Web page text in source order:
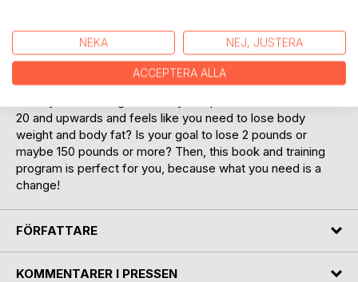
a long time but you have not seen any good results yet? Do
you consume meals every 2 to 3 hours during the day and
are you working out at the gym for hours to lose body
weight? Do you feel like you do not have time for eating
20 and upwards and feels like you need to lose body
weight and body fat? Is your goal to lose 2 pounds or
maybe 150 pounds or more? Then, this book and training
program is perfect for you, because what you need is a
change!
FÖRFATTARE
KOMMENTARER I PRESSEN
NEKA NEJ, JUSTERA
ACCEPTERA ALLA